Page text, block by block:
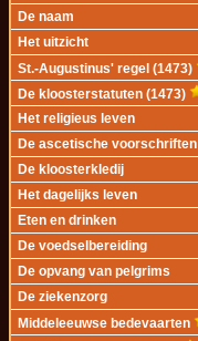
De naam
Het uitzicht
St.-Augustinus' regel (1473)
De kloosterstatuten (1473)
Het religieus leven
De ascetische voorschriften
De kloosterkledij
Het dagelijks leven
Eten en drinken
De voedselbereiding
De opvang van pelgrims
De ziekenzorg
Middeleeuwse bedevaarten